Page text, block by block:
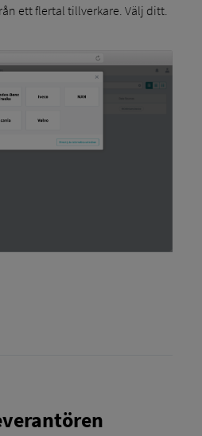
ett flertal tillverkare. Välj ditt.